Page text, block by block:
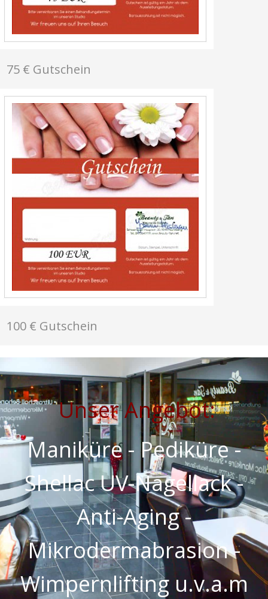
75 € Gutschein
100 € Gutschein
Unser Angebot:
Maniküre - Pediküre -
Shellac UV-Nagellack -
Anti-Aging -
Mikrodermabrasion -
Wimpernlifting u.v.a.m